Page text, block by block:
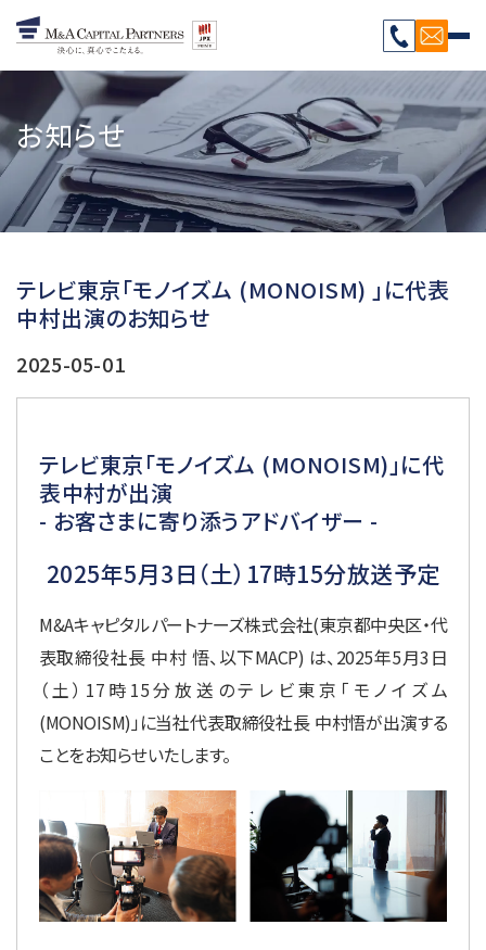
お知らせ
テレビ東京「モノイズム (MONOISM) 」に代表
中村出演のお知らせ
2025-05-01
テレビ東京「モノイズム (MONOISM)」に代
表中村が出演
- お客さまに寄り添うアドバイザー -
2025年5月3日（土）17時15分放送予定
M&Aキャピタルパートナーズ株式会社(東京都中央区・代
表取締役社長 中村 悟、以下MACP) は、2025年5月3日
（土）17時15分放送のテレビ東京「モノイズム
(MONOISM)」に当社代表取締役社長 中村悟が出演する
ことをお知らせいたします。